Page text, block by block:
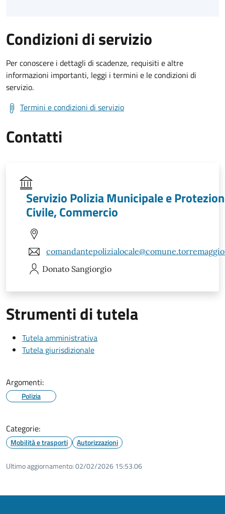
Condizioni di servizio
Per conoscere i dettagli di scadenze, requisiti e altre
informazioni importanti, leggi i termini e le condizioni di
servizio.
Termini e condizioni di servizio
Contatti
Servizio Polizia Municipale e
Civile, Commercio
Donato Sangiorgio
Strumenti di tutela
Tutela amministrativa
Tutela giurisdizionale
Argomenti:
Polizia
Categorie:
Mobilità e trasporti Autorizzazioni
Ultimo aggiornamento:02/02/2026 15:53.06